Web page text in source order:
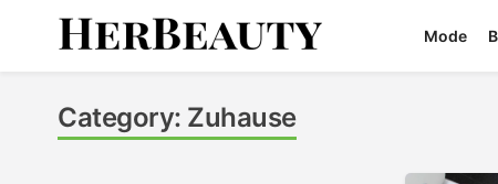
Mode
Category: Zuhause